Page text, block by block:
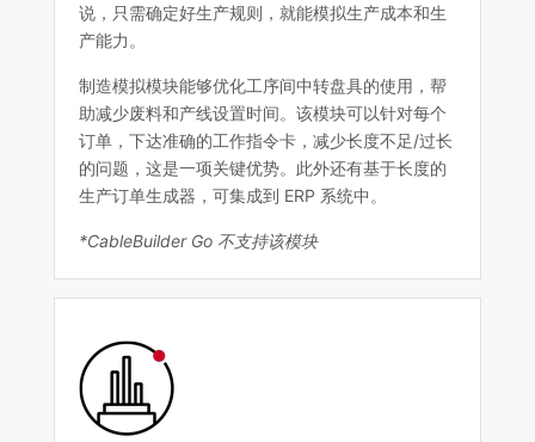
说，只需确定好生产规则，就能模拟生产成本和生
产能力。
制造模拟模块能够优化工序间中转盘具的使用，帮
助减少废料和产线设置时间。该模块可以针对每个
订单，下达准确的工作指令卡，减少长度不足/过长
的问题，这是一项关键优势。此外还有基于长度的
生产订单生成器，可集成到 ERP 系统中。
*CableBuilder Go 不支持该模块